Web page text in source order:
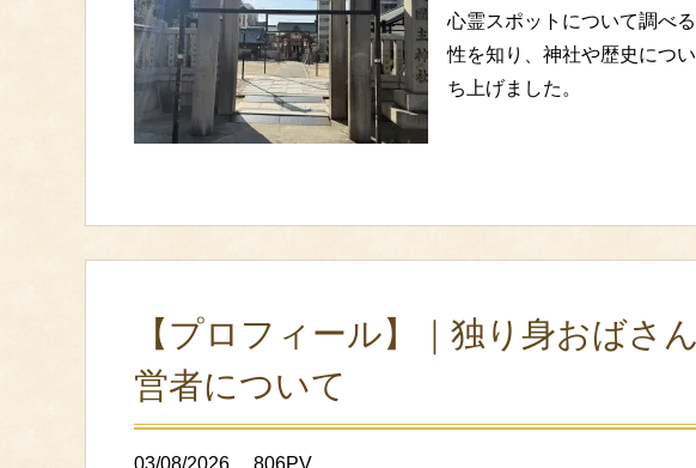
心霊スポットについて調べ
性を知り、神社や歴史につ
ち上げました。
【プロフィール】｜独り身おばさ
営者について
03/08/2026 806PV